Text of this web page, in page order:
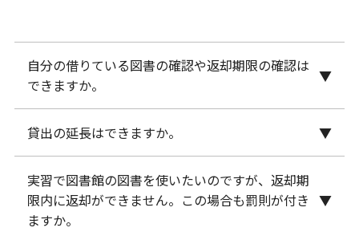
自分の借りている図書の確認や返却期限の確認は
できますか。
はい。My OPAC内の「利用者サービス」タブの「貸
出・予約状況照会」より確認ができます。
貸出の延長はできますか。
予約者がいなければ、返却期限日内で1度のみ延長可
能です。
My OPAC
実習で図書館の図書を使いたいのですが、返却期
限内に返却ができません。この場合も罰則が付き
ますか。